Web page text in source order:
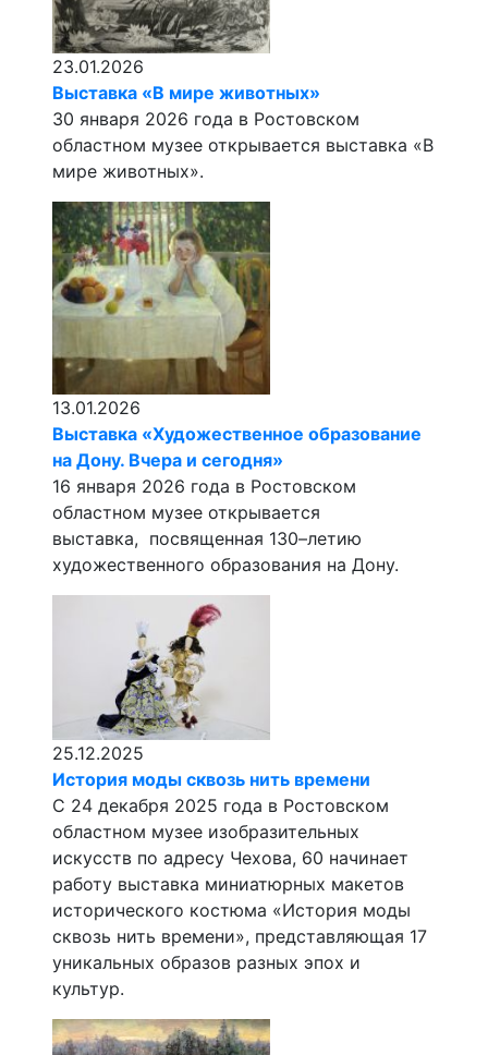
23.01.2026
Выставка «В мире животных»
30 января 2026 года в Ростовском
областном музее открывается выставка «В
мире животных».
13.01.2026
Выставка «Художественное образование
на Дону. Вчера и сегодня»
16 января 2026 года в Ростовском
областном музее открывается
выставка, посвященная 130–летию
художественного образования на Дону.
25.12.2025
История моды сквозь нить времени
С 24 декабря 2025 года в Ростовском
областном музее изобразительных
искусств по адресу Чехова, 60 начинает
работу выставка миниатюрных макетов
исторического костюма «История моды
сквозь нить времени», представляющая 17
уникальных образов разных эпох и
культур.